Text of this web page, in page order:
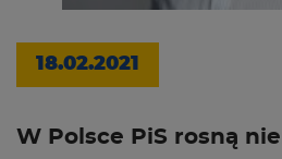
18.02.2021
W Polsce PiS rosną